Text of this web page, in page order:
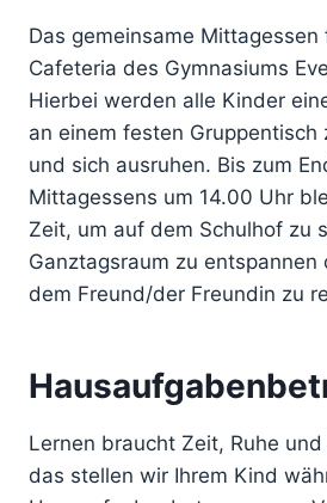
Das gemeinsame
Cafeteria des Gymnasiums
Hierbei werden alle Kinder
an einem festen Gruppentisch
und sich ausruhen. Bis zum
Mittagessens um 14.00 Uhr
Zeit, um auf dem Schulhof zu
Ganztagsraum zu
dem Freund/der Freundin zu
Lernen braucht Zeit, Ruhe
das stellen wir Ihrem Kind